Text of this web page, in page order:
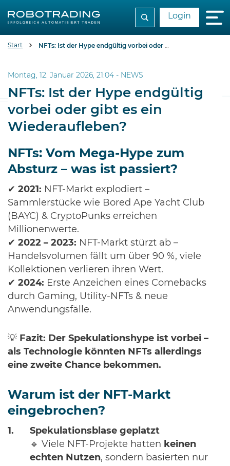
Login
Start NFTs: Ist der Hype endgültig vorbei oder gibt es ein Wiederaufleben?
Montag, 12. Januar 2026, 21:04 - NEWS
NFTs: Ist der Hype endgültig
vorbei oder gibt es ein
Wiederaufleben?
NFTs: Vom Mega-Hype zum
Absturz – was ist passiert?
✔ 2021: NFT-Markt explodiert –
Sammlerstücke wie Bored Ape Yacht Club
(BAYC) & CryptoPunks erreichen
Millionenwerte.
✔ 2022 – 2023: NFT-Markt stürzt ab –
Handelsvolumen fällt um über 90 %, viele
Kollektionen verlieren ihren Wert.
✔ 2024: Erste Anzeichen eines Comebacks
durch Gaming, Utility-NFTs & neue
Anwendungsfälle.
💡 Fazit: Der Spekulationshype ist vorbei –
als Technologie könnten NFTs allerdings
eine zweite Chance bekommen.
Warum ist der NFT-Markt
eingebrochen?
Spekulationsblase geplatzt
🔹 Viele NFT-Projekte hatten keinen
echten Nutzen, sondern basierten nur